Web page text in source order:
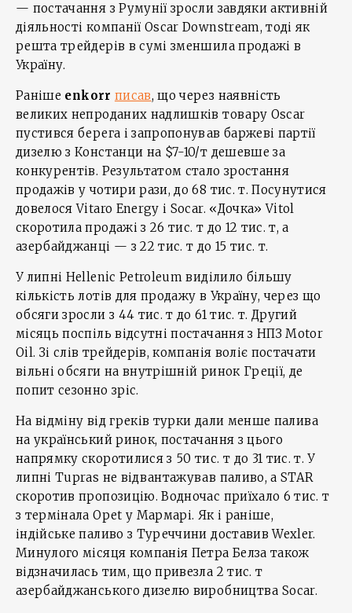
— постачання з Румунії зросли завдяки активній
діяльності компанії Oscar Downstream, тоді як
решта трейдерів в сумі зменшила продажі в
Україну.
Раніше enkorr писав, що через наявність
великих непроданих надлишків товару Oscar
пустився берега і запропонував баржеві партії
дизелю з Констанци на $7-10/т дешевше за
конкурентів. Результатом стало зростання
продажів у чотири рази, до 68 тис. т. Посунутися
довелося Vitaro Energy і Socar. «Дочка» Vitol
скоротила продажі з 26 тис. т до 12 тис. т, а
азербайджанці — з 22 тис. т до 15 тис. т.
У липні Hellenic Petroleum виділило більшу
кількість лотів для продажу в Україну, через що
обсяги зросли з 44 тис. т до 61 тис. т. Другий
місяць поспіль відсутні постачання з НПЗ Motor
Oil. Зі слів трейдерів, компанія воліє постачати
вільні обсяги на внутрішній ринок Греції, де
попит сезонно зріс.
На відміну від греків турки дали менше палива
на український ринок, постачання з цього
напрямку скоротилися з 50 тис. т до 31 тис. т. У
липні Tupras не відвантажував паливо, а STAR
скоротив пропозицію. Водночас приїхало 6 тис. т
з термінала Opet у Мармарі. Як і раніше,
індійське паливо з Туреччини доставив Wexler.
Минулого місяця компанія Петра Белза також
відзначилась тим, що привезла 2 тис. т
азербайджанського дизелю виробництва Socar.